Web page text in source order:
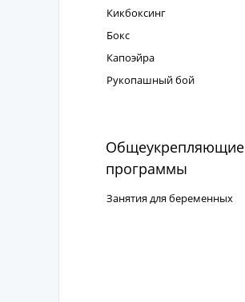
Кикбоксинг
Бокс
Капоэйра
Рукопашный бой
Общеукрепляющие
программы
Занятия для беременных